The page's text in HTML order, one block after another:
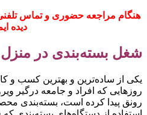
هنگام مراجعه حضوری و تماس تلفنی
دیده
شغل بسته‌بندی در
یکی از ساده‌ترین و بهترین کسب و
روزهایی که افراد و جامعه درگیر
رونق پیدا کرده است، بسته‌بندی